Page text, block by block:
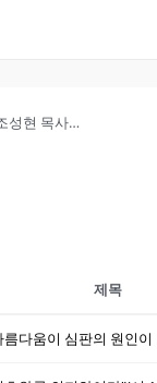
20230917 주일설교ㅣ "그 어디 하늘나라"(창 28:16-17) ㅣ조성현 목사ㅣ숭실교회
제목